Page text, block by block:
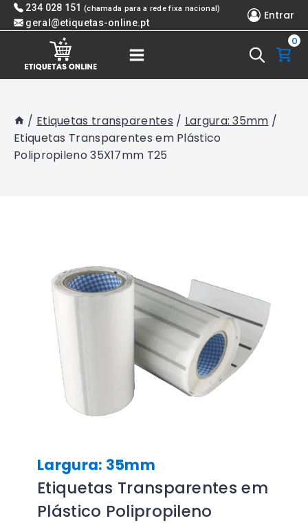
Skip 234 028 151 (chamada para a rede fixa nacional)
geral@etiquetas-online.pt
Entrar
0
/ Etiquetas transparentes / Largura: 35mm /
Etiquetas Transparentes em Plástico
Polipropileno 35X17mm T25
Largura: 35mm
Etiquetas Transparentes em
Plástico Polipropileno